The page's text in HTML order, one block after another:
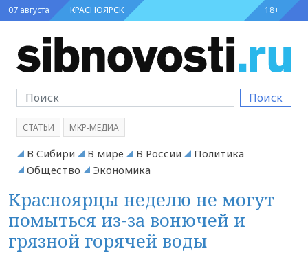
07 августа КРАСНОЯРСК 18+
Поиск
СТАТЬИ МКР-МЕДИА
В Сибири В мире В России
Политика
Общество
Экономика
Красноярцы неделю не могут
помыться из-за вонючей и
грязной горячей воды